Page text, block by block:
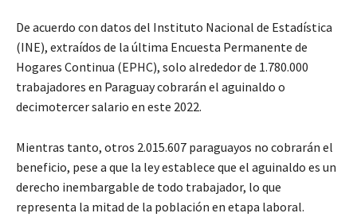
De acuerdo con datos del Instituto Nacional de Estadística
(INE), extraídos de la última Encuesta Permanente de
Hogares Continua (EPHC), solo alrededor de 1.780.000
trabajadores en Paraguay cobrarán el aguinaldo o
decimotercer salario en este 2022.
Mientras tanto, otros 2.015.607 paraguayos no cobrarán el
beneficio, pese a que la ley establece que el aguinaldo es un
derecho inembargable de todo trabajador, lo que
representa la mitad de la población en etapa laboral.